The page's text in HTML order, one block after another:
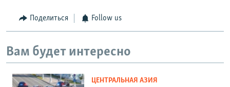
Поделиться Follow us
Вам будет интересно
ЦЕНТРАЛЬНАЯ АЗИЯ